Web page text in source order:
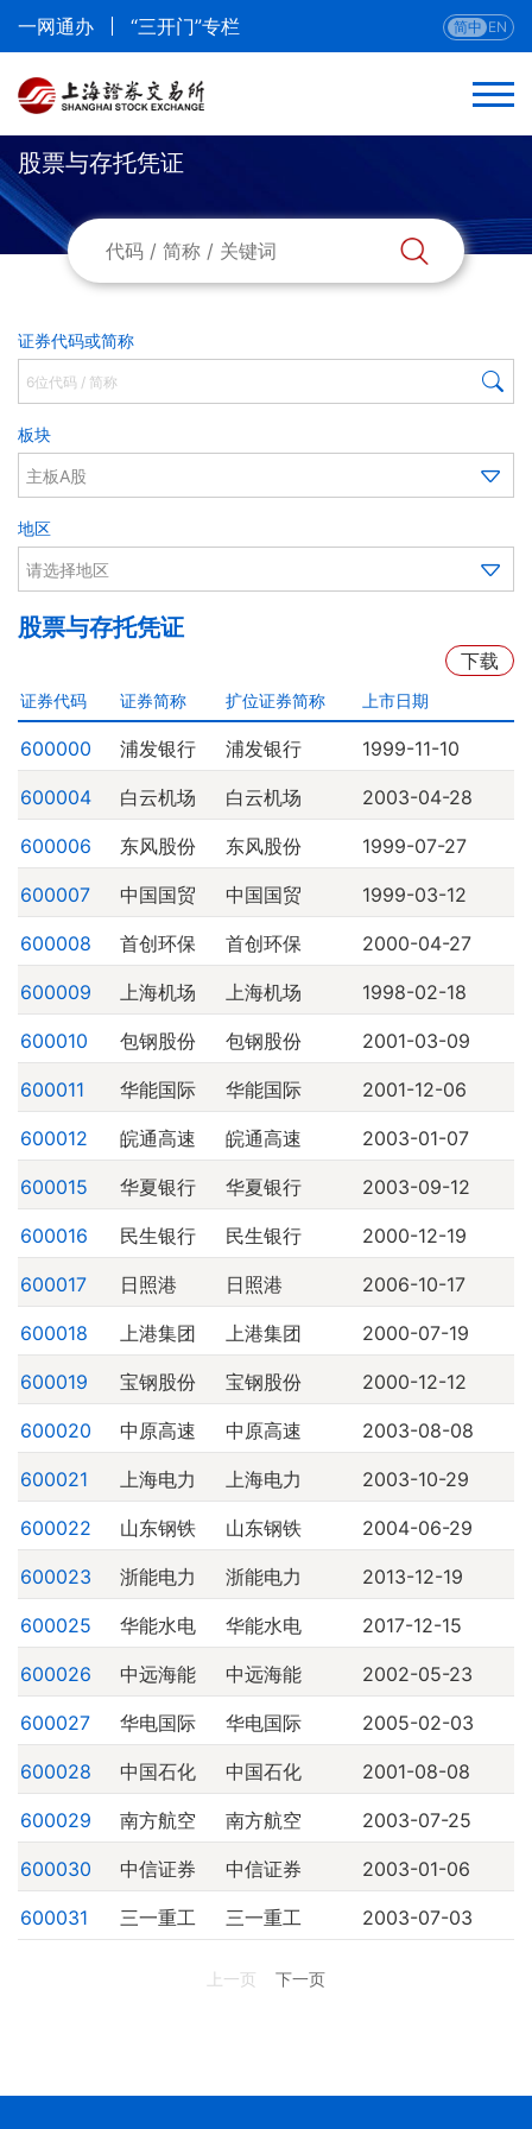
一网通办 “三开门”专栏 简中 EN
返回
股票
暂停/终止上市公司
股票与存托凭证
证券代码或简称
板块
主板A股
地区
请选择地区
股票与存托凭证
下载
证券代码 证券简称 扩位证券简称 上市日期
600000 浦发银行 浦发银行 1999-11-10
600004 白云机场 白云机场 2003-04-28
600006 东风股份 东风股份 1999-07-27
600007 中国国贸 中国国贸 1999-03-12
600008 首创环保 首创环保 2000-04-27
600009 上海机场 上海机场 1998-02-18
600010 包钢股份 包钢股份 2001-03-09
600011 华能国际 华能国际 2001-12-06
600012 皖通高速 皖通高速 2003-01-07
600015 华夏银行 华夏银行 2003-09-12
600016 民生银行 民生银行 2000-12-19
600017 日照港 日照港 2006-10-17
600018 上港集团 上港集团 2000-07-19
600019 宝钢股份 宝钢股份 2000-12-12
600020 中原高速 中原高速 2003-08-08
600021 上海电力 上海电力 2003-10-29
600022 山东钢铁 山东钢铁 2004-06-29
600023 浙能电力 浙能电力 2013-12-19
600025 华能水电 华能水电 2017-12-15
600026 中远海能 中远海能 2002-05-23
600027 华电国际 华电国际 2005-02-03
600028 中国石化 中国石化 2001-08-08
600029 南方航空 南方航空 2003-07-25
600030 中信证券 中信证券 2003-01-06
600031 三一重工 三一重工 2003-07-03
上一页 下一页